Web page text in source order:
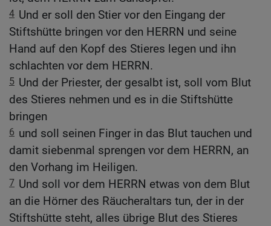
4 Und er soll den Stier vor den Eingang der
Stiftshütte bringen vor den HERRN und seine
Hand auf den Kopf des Stieres legen und ihn
schlachten vor dem HERRN.
5 Und der Priester, der gesalbt ist, soll vom Blut
des Stieres nehmen und es in die Stiftshütte
bringen
6 und soll seinen Finger in das Blut tauchen und
damit siebenmal sprengen vor dem HERRN, an
den Vorhang im Heiligen.
7 Und soll vor dem HERRN etwas von dem Blut
an die Hörner des Räucheraltars tun, der in der
Stiftshütte steht, alles übrige Blut des Stieres